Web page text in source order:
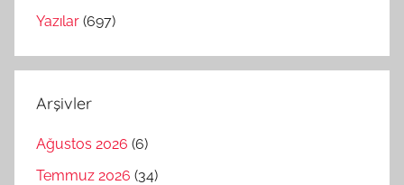
Yazılar (697)
Arşivler
Ağustos 2026 (6)
Temmuz 2026 (34)